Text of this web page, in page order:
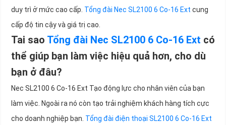
duy trì ở mức cao cấp. Tổng đài Nec SL2100 6 Co-16 Ext cung
cấp độ tin cậy và giá trị cao.
Tai sao Tổng đài Nec SL2100 6 Co-16 Ext có
thể giúp bạn làm việc hiệu quả hơn, cho dù
bạn ở đâu?
Nec SL2100 6 Co-16 Ext Tạo động lực cho nhân viên của bạn
làm việc. Ngoài ra nó còn tạo trải nghiệm khách hàng tích cực
cho doanh nghiệp bạn. Tổng đài điện thoại SL2100 6 Co-16 Ext